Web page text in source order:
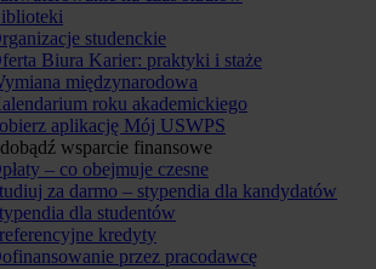
studenckie
Biura Karier: praktyki i staże
międzynarodowa
roku akademickiego
aplikację Mój USWPS
wsparcie finansowe
– co obejmuje czesne
za darmo – stypendia dla kandydatów
dla studentów
kredyty
przez pracodawcę